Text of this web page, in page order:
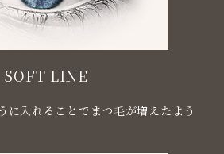
SOFT LINE
に入れることでまつ毛が増えたよう